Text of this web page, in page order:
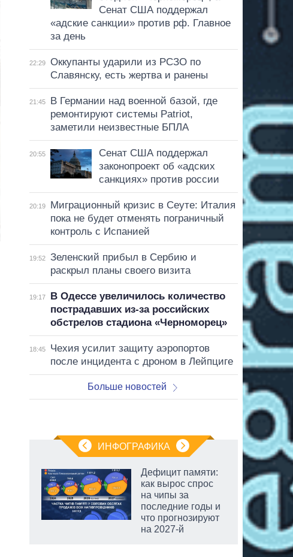
Сенат США поддержал
«адские санкции» против рф. Главное
за день
22:29
Оккупанты ударили из РСЗО по
Славянску, есть жертва и ранены
21:45
В Германии над военной базой, где
ремонтируют системы Patriot,
заметили неизвестные БПЛА
20:55
Сенат США поддержал
законопроект об «адских
санкциях» против россии
20:19
Миграционный кризис в Сеуте: Италия
пока не будет отменять пограничный
контроль с Испанией
19:52
Зеленский прибыл в Сербию и
раскрыл планы своего визита
19:17
В Одессе увеличилось количество
пострадавших из-за российских
обстрелов стадиона «Черноморец»
18:45
Чехия усилит защиту аэропортов
после инцидента с дроном в Лейпциге
Больше новостей
ИНФОГРАФИКА
Дефицит памяти:
как вырос спрос
на чипы за
последние годы и
что прогнозируют
на 2027-й